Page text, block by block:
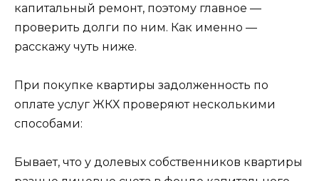
капитальный ремонт, поэтому главное —
проверить долги по ним. Как именно —
расскажу чуть ниже.
При покупке квартиры задолженность по
оплате услуг ЖКХ проверяют несколькими
способами:
Бывает, что у долевых собственников квартиры